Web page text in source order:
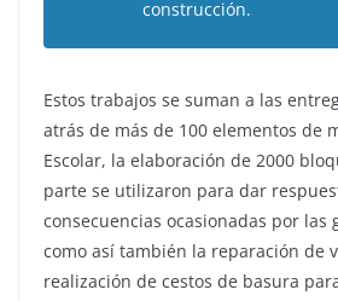
construcción.
Estos trabajos se suman a las
atrás de más de 100 elementos de
Escolar, la elaboración de 2000
parte se utilizaron para dar
consecuencias ocasionadas por las
como así también la reparación de
realización de cestos de basura